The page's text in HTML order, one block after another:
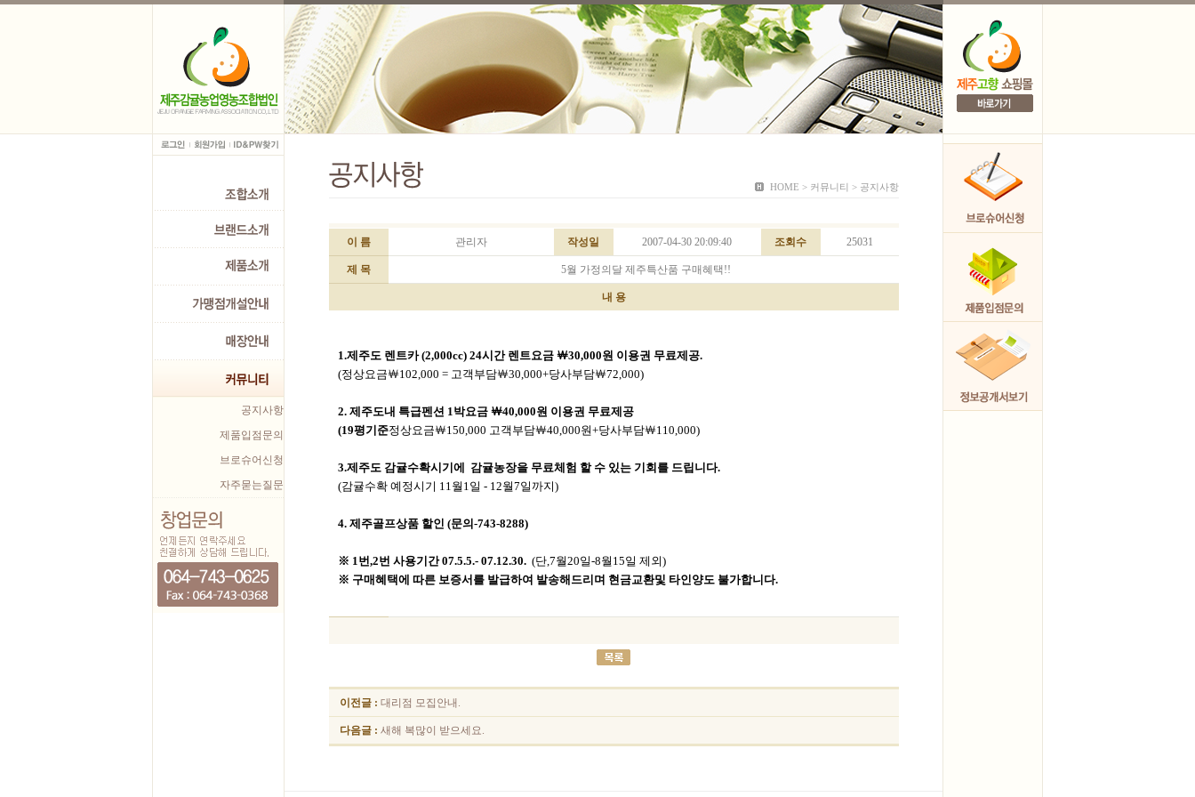
공지사항
제품입점문의
브로슈어신청
자주묻는질문
HOME > 커뮤니티 > 공지사항
이 름 관리자 작성일 2007-04-30 20:09:40 조회수 25031
제 목 5월 가정의달 제주특산품 구매혜택!!
내 용
1.제주도 렌트카 (2,000cc) 24시간 렌트요금 ￦30,000원 이용권 무료제공.
(정상요금￦102,000 = 고객부담￦30,000+당사부담￦72,000)
2. 제주도내 특급펜션 1박요금 ￦40,000원 이용권 무료제공
(19평기준정상요금￦150,000 고객부담￦40,000원+당사부담￦110,000)
3.제주도 감귤수확시기에 감귤농장을 무료체험 할 수 있는 기회를 드립니다.
(감귤수확 예정시기 11월1일 - 12월7일까지)
4. 제주골프상품 할인 (문의-743-8288)
※ 1번,2번 사용기간 07.5.5.- 07.12.30. (단,7월20일-8월15일 제외)
※ 구매혜택에 따른 보증서를 발급하여 발송해드리며 현금교환및 타인양도 불가합니다.
이전글 : 대리점 모집안내.
다음글 : 새해 복많이 받으세요.